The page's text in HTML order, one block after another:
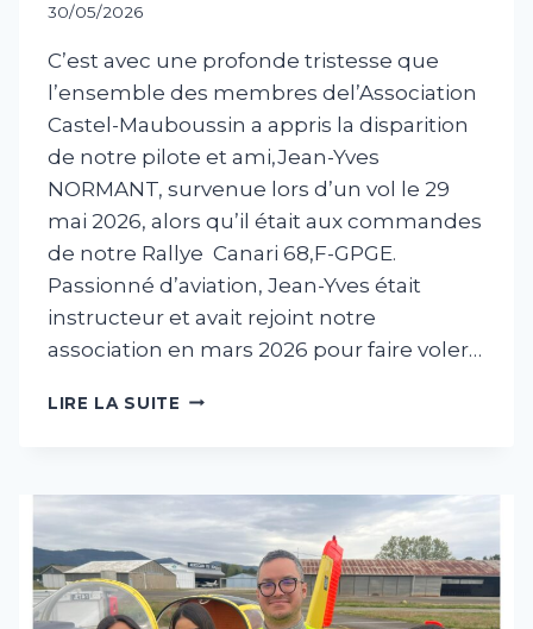
30/05/2026
C’est avec une profonde tristesse que
l’ensemble des membres del’Association
Castel-Mauboussin a appris la disparition
de notre pilote et ami,Jean-Yves
NORMANT, survenue lors d’un vol le 29
mai 2026, alors qu’il était aux commandes
de notre Rallye Canari 68,F-GPGE.
Passionné d’aviation, Jean-Yves était
instructeur et avait rejoint notre
association en mars 2026 pour faire voler…
LIRE LA SUITE TERRIBLE